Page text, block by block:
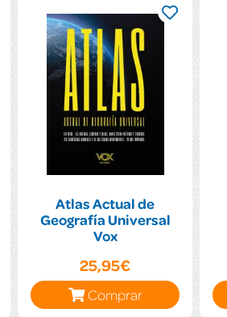
Atlas Actual de
Geografía Universal
Vox
25,95€
Comprar